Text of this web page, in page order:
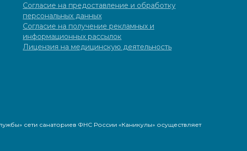
Согласие на предоставление и обработку
персональных данных
Согласие на получение рекламных и
информационных рассылок
Лицензия на медицинскую деятельность
сети санаториев ФНС России «Каникулы» осуществляет